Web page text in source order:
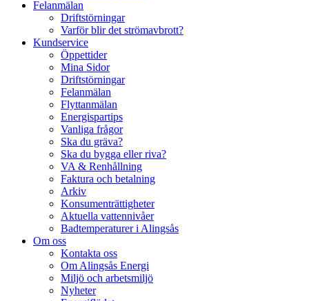
Felanmälan
Driftstörningar
Varför blir det strömavbrott?
Kundservice
Öppettider
Mina Sidor
Driftstörningar
Felanmälan
Flyttanmälan
Energispartips
Vanliga frågor
Ska du gräva?
Ska du bygga eller riva?
VA & Renhållning
Faktura och betalning
Arkiv
Konsumenträttigheter
Aktuella vattennivåer
Badtemperaturer i Alingsås
Om oss
Kontakta oss
Om Alingsås Energi
Miljö och arbetsmiljö
Nyheter